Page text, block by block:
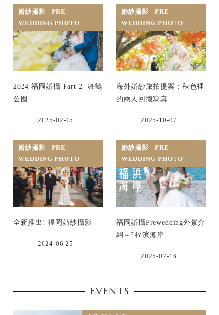
婚紗攝影 - PRE
WEDDING PHOTO
2024 福岡婚攝 Part 2- 舞鶴
公園
2025-02-05
婚紗攝影 - PRE
WEDDING PHOTO
海外婚紗旅拍提案：秋色裡
的兩人回憶寫真
2025-10-07
婚紗攝影 - PRE
WEDDING PHOTO
全新推出! 福岡婚紗攝影
2024-06-25
婚紗攝影 - PRE
WEDDING PHOTO
福岡婚攝Prewedding外景介
紹ꕀ꙳福濱海岸
2025-07-16
EVENTS